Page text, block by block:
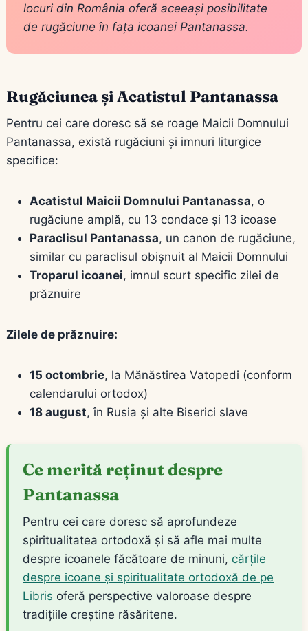
locuri din România oferă aceeași posibilitate
de rugăciune în fața icoanei Pantanassa.
Rugăciunea și Acatistul Pantanassa
Pentru cei care doresc să se roage Maicii Domnului
Pantanassa, există rugăciuni și imnuri liturgice
specifice:
Acatistul Maicii Domnului Pantanassa, o
rugăciune amplă, cu 13 condace și 13 icoase
Paraclisul Pantanassa, un canon de rugăciune,
similar cu paraclisul obișnuit al Maicii Domnului
Troparul icoanei, imnul scurt specific zilei de
prăznuire
Zilele de prăznuire:
15 octombrie, la Mănăstirea Vatopedi (conform
calendarului ortodox)
18 august, în Rusia și alte Biserici slave
Ce merită reținut despre
Pantanassa
Pentru cei care doresc să aprofundeze
spiritualitatea ortodoxă și să afle mai multe
despre icoanele făcătoare de minuni, cărțile
despre icoane și spiritualitate ortodoxă de pe
Libris oferă perspective valoroase despre
tradițiile creștine răsăritene.